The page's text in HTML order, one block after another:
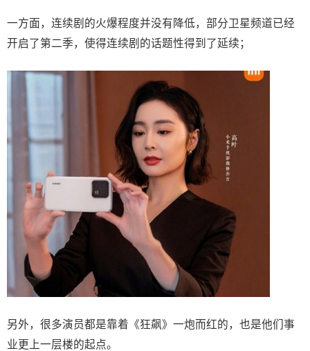
一方面，连续剧的火爆程度并没有降低，部分卫星频道已经
开启了第二季，使得连续剧的话题性得到了延续；
另外，很多演员都是靠着《狂飙》一炮而红的，也是他们事
业更上一层楼的起点。